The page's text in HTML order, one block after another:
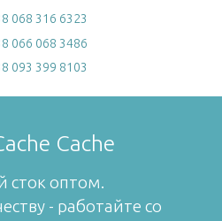
068 316 6323
066 068 3486
093 399 8103
Cache
сток оптом.
- работайте со